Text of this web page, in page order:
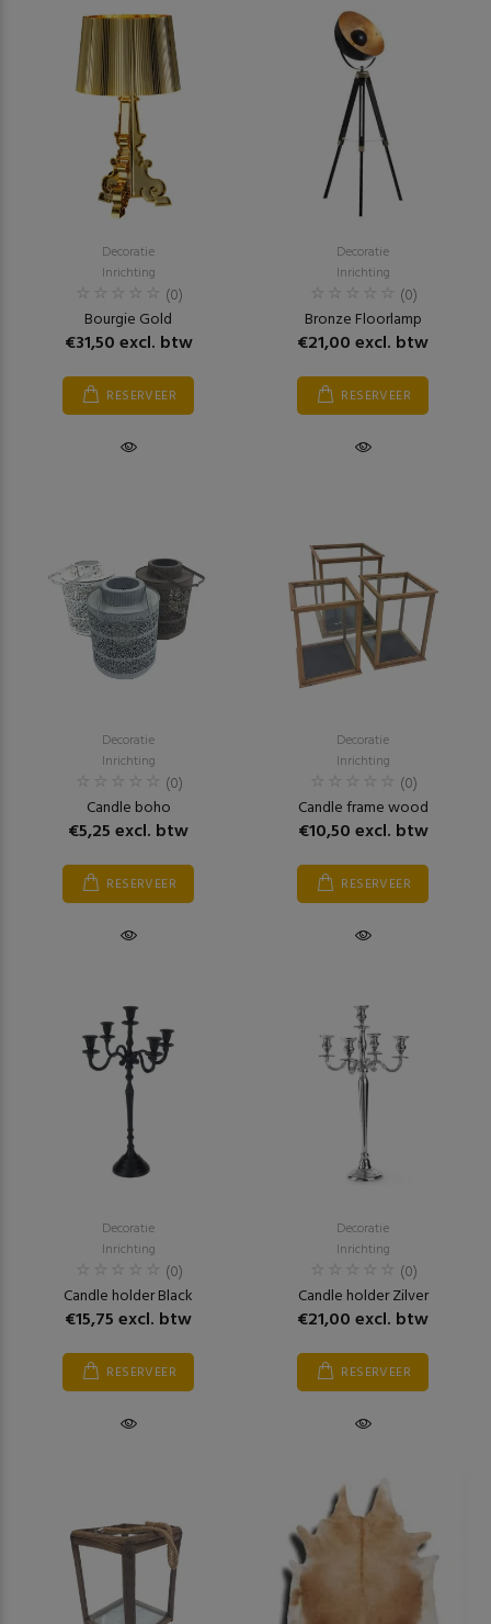
Decoratie
Inrichting
(0)
Bourgie Gold
€31,50 excl. btw
RESERVEER
Decoratie
Inrichting
(0)
Bronze Floorlamp
€21,00 excl. btw
RESERVEER
Decoratie
Inrichting
(0)
Candle boho
€5,25 excl. btw
RESERVEER
Decoratie
Inrichting
(0)
Candle frame wood
€10,50 excl. btw
RESERVEER
Decoratie
Inrichting
(0)
Candle holder Black
€15,75 excl. btw
RESERVEER
Decoratie
Inrichting
(0)
Candle holder Zilver
€21,00 excl. btw
RESERVEER